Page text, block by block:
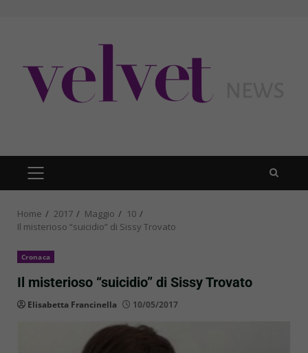
PRIMARY
MENU
Home 2017 Maggio
10
Il misterioso “suicidio” di Sissy Trovato
Cronaca
Il misterioso “suicidio” di Sissy Trovato
Elisabetta Francinella 10/05/2017